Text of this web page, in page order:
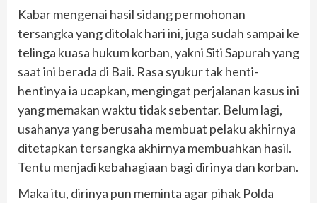
Kabar mengenai hasil sidang permohonan
tersangka yang ditolak hari ini, juga sudah sampai ke
telinga kuasa hukum korban, yakni Siti Sapurah yang
saat ini berada di Bali. Rasa syukur tak henti-
hentinya ia ucapkan, mengingat perjalanan kasus ini
yang memakan waktu tidak sebentar. Belum lagi,
usahanya yang berusaha membuat pelaku akhirnya
ditetapkan tersangka akhirnya membuahkan hasil.
Tentu menjadi kebahagiaan bagi dirinya dan korban.
Maka itu, dirinya pun meminta agar pihak Polda